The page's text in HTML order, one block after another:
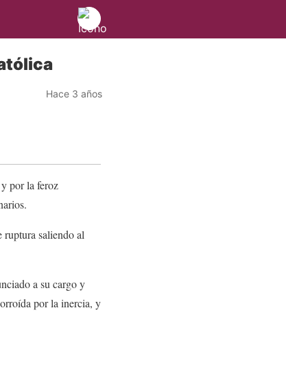
Hace 3 años
por la feroz
ruptura saliendo al
a su cargo y
por la inercia, y